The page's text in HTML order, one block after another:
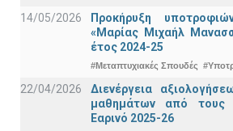
14/05/2026
Προκήρυξη
«Μαρίας Μιχαήλ
έτος 2024-25
#Μεταπτυχιακές Σπουδές
22/04/2026
Διενέργεια
μαθημάτων από τους
Εαρινό 2025-26